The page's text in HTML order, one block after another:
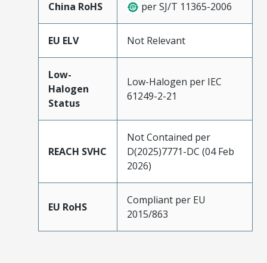
China RoHS per SJ/T 11365-2006
EU ELV Not Relevant
Low-
Halogen
Status
Low-Halogen per IEC
61249-2-21
REACH SVHC
Not Contained per
D(2025)7771-DC (04 Feb
2026)
EU RoHS
Compliant per EU
2015/863